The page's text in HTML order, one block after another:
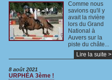
Comme nous
savions qu'il y
avait la rivière
lors du Grand
National à
Auvers sur la
piste du châte...
Lire la suite >
8 août 2021
URPHÉA 3ème !